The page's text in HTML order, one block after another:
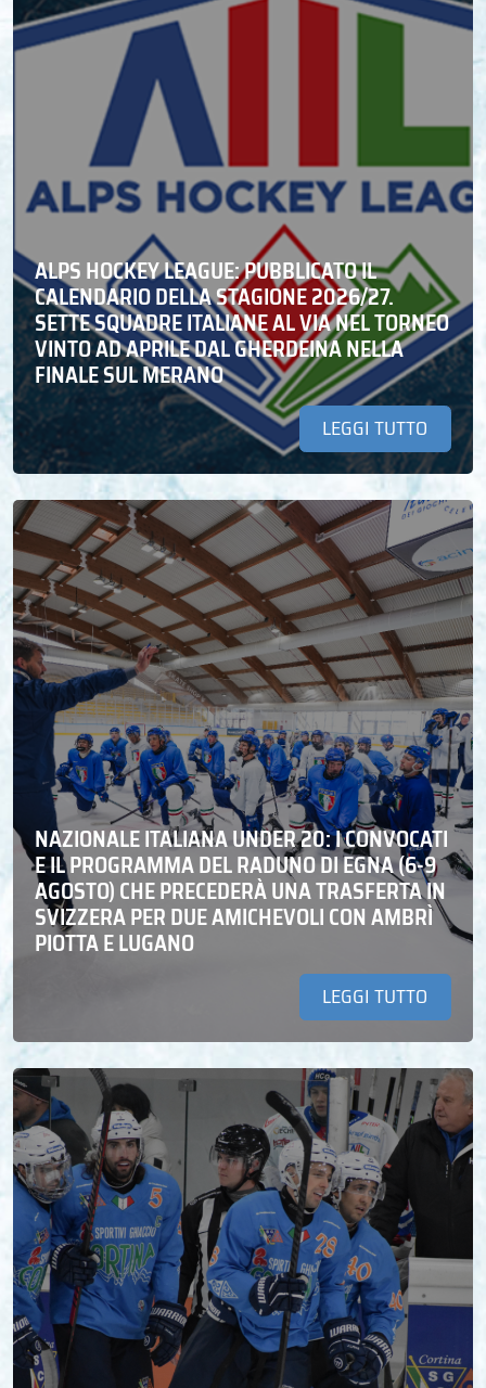
ALPS HOCKEY LEAGUE: PUBBLICATO IL
CALENDARIO DELLA STAGIONE 2026/27.
SETTE SQUADRE ITALIANE AL VIA NEL TORNEO
VINTO AD APRILE DAL GHERDEINA NELLA
FINALE SUL MERANO
LEGGI TUTTO
NAZIONALE ITALIANA UNDER 20: I CONVOCATI
E IL PROGRAMMA DEL RADUNO DI EGNA (6-9
AGOSTO) CHE PRECEDERÀ UNA TRASFERTA IN
SVIZZERA PER DUE AMICHEVOLI CON AMBRÌ
PIOTTA E LUGANO
LEGGI TUTTO